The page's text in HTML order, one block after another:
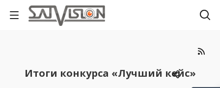
Итоги конкурса «Лучший кейс»